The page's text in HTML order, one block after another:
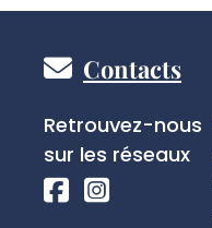
Pied
de
page
Contacts
Réseaux
sociaux
Retrouvez-nous
sur les réseaux